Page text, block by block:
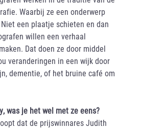
Waarbij ze een onderwerp
een plaatje schieten en dan
willen een verhaal
Dat doen ze door middel
veranderingen in een wijk door
dementie, of het bruine café om
was je het wel met ze eens?
dat de prijswinnares Judith